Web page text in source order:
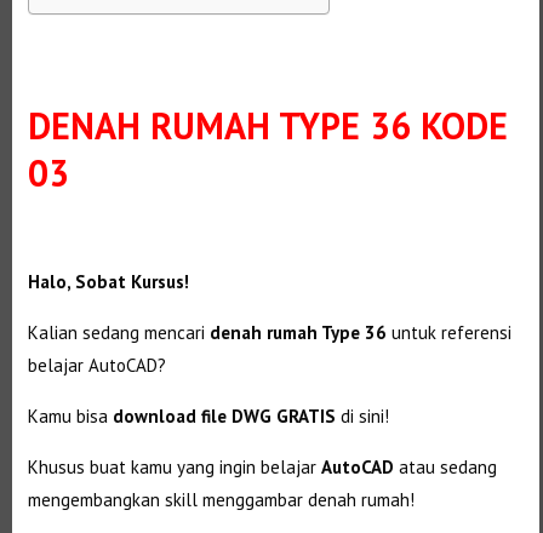
DENAH RUMAH TYPE 36 KODE
03
Halo, Sobat Kursus!
Kalian sedang mencari denah rumah Type 36 untuk referensi
belajar AutoCAD?
Kamu bisa download file DWG GRATIS di sini!
Khusus buat kamu yang ingin belajarAutoCAD atau sedang
mengembangkan skill menggambar denah rumah!